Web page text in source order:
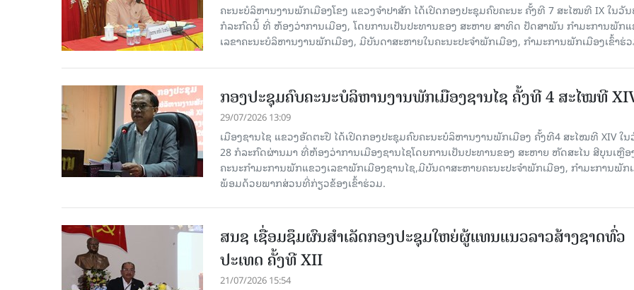
ຄະນະບໍລິຫານງານພັກເມືອງໂຂງ ແຂວງຈຳປາສັກ ໄດ້ເປີດກອງປະຊຸມຄົບຄະນະ ຄັ້ງທີ 7 ສະໄໝທີ IX ໃນ​ວັ
ກໍ​ລະ​ກົດ​ນີ້ ທີ່ ຫ້ອງວ່າການເມືອງ, ໂດຍການເປັນປະທານຂອງ ສະຫາຍ ສາທິດ ປັດສາພັນ ກຳມະການພັກ
ເລຂາຄະນະບໍລິຫານງານພັກເມືອງ, ມີບັນດາສະຫາຍໃນຄະນະປະຈຳພັກເມືອງ, ກຳມະການພັກເມືອງເຂົ້າຮ່
ກອງປະຊຸມຄົບຄະນະບໍລິຫານງານພັກເມືອງຊານ​ໄຊ ຄັ້ງທີ 4 ສະໄໝທີ
29/07/2026 13:09
ເມືອງຊານໄຊ ແຂວງອັດຕະປື ໄດ້ເປີດກອງປະຊຸມຄົບຄະນະບໍລິຫານງານພັກເມືອງ ຄັ້ງທີ4 ສະໄໝທີ XIV ໃ
28 ກໍ​ລະ​ກົດ​ຜ່ານ​ມາ ທີ່ຫ້ອງວ່າການເມືອງຊານໄຊໂດຍການເປັນປະທານຂອງ ສະຫາຍ ຫັດສະໄນ ສີບຸນເຫຼືອ
ຄະນະກຳມະການພັກແຂວງເລຂາພັກເມືອງຊານໄຊ,ມີບັນດາສະຫາຍຄະນະປະຈຳພັກເມືອງ, ກຳມະການພັກ
ພ້ອມດ້ວຍພາກສ່ວນທີ່ກ່ຽວຂ້ອງເຂົ້າຮ່ວມ.
ສນຊ ເຊື່ອມຊຶມຜົນສໍາເລັດກອງປະຊຸມໃຫຍ່ຜູ້ແທນແນວລາວສ້າງຊາດທົ່ວ
ປະເທດ ຄັ້ງທີ XII
21/07/2026 15:54